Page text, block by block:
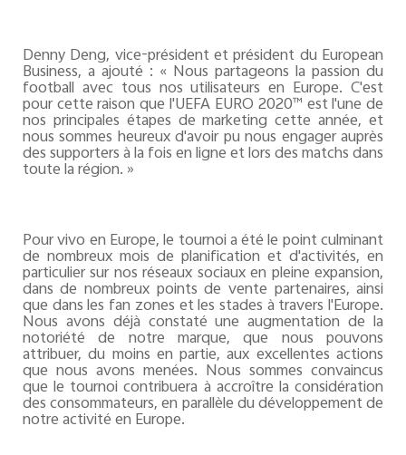
Denny Deng, vice-président et président du European
Business, a ajouté : « Nous partageons la passion du
football avec tous nos utilisateurs en Europe. C'est
pour cette raison que l'UEFA EURO 2020™ est l'une de
nos principales étapes de marketing cette année, et
nous sommes heureux d'avoir pu nous engager auprès
des supporters à la fois en ligne et lors des matchs dans
toute la région. »
Pour vivo en Europe, le tournoi a été le point culminant
de nombreux mois de planification et d'activités, en
particulier sur nos réseaux sociaux en pleine expansion,
dans de nombreux points de vente partenaires, ainsi
que dans les fan zones et les stades à travers l'Europe.
Nous avons déjà constaté une augmentation de la
notoriété de notre marque, que nous pouvons
attribuer, du moins en partie, aux excellentes actions
que nous avons menées. Nous sommes convaincus
que le tournoi contribuera à accroître la considération
des consommateurs, en parallèle du développement de
notre activité en Europe.